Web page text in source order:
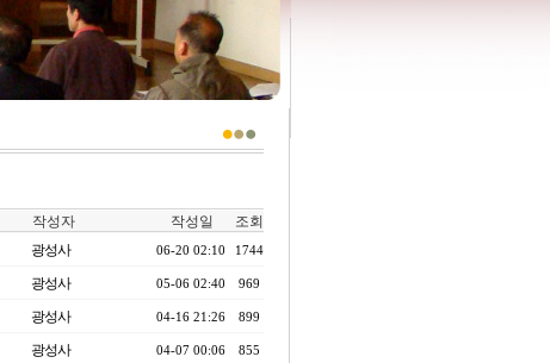
작성자 작성일 조회
광성사 06-20 02:10 1744
광성사 05-06 02:40 969
광성사 04-16 21:26 899
광성사 04-07 00:06 855